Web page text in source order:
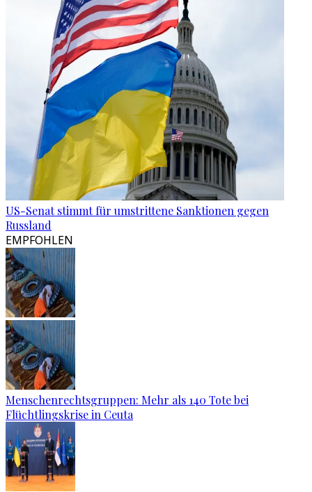
US-Senat stimmt für umstrittene Sanktionen gegen
Russland
EMPFOHLEN
Menschenrechtsgruppen: Mehr als 140 Tote bei
Flüchtlingskrise in Ceuta